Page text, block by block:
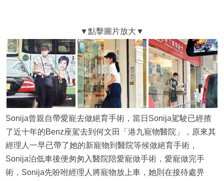
Sonija曾親自帶愛寵去做絕育手術，當日Sonija駕駛已經揸
了近十年的Benz座駕去到何文田「港九寵物醫院」，原來其
經理人一早已帶了她的新寵物到醫院等候做絕育手術，
Sonija泊低車後便匆匆入醫院陪愛寵做手術，愛寵做完手
術，Sonija先吩咐經理人將寵物放上車，她則在接待處畀